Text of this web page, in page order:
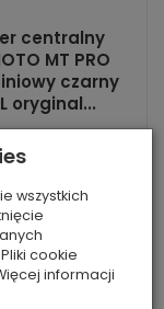
centralny
MT PRO
czarny
oryginal...
nowy
do: 450MT /
/ 800MT /
X• Główna
aluminiowy
wszystkich
cookie
informacji